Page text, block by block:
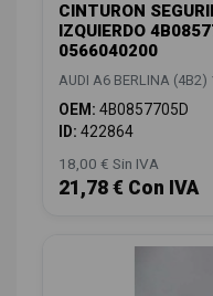
CINTURON
IZQUIERDO
0566040200
AUDI A6 BERLINA (4B2)
OEM: 4B0857705D
ID: 422864
18,00 € Sin IVA
21,78 € Con IVA